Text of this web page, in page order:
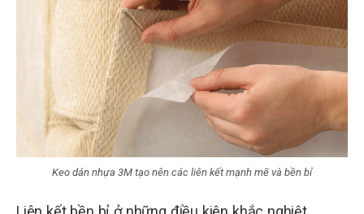
Keo dán nhựa 3M tạo nên các liên kết mạnh mẽ và bền bỉ